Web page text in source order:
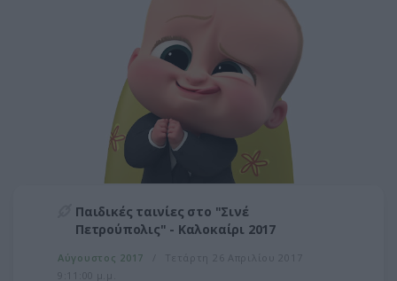
Παιδικές ταινίες στο "Σινέ
Πετρούπολις" - Καλοκαίρι 2017
Αύγουστος 2017
Τετάρτη 26 Απριλίου 2017